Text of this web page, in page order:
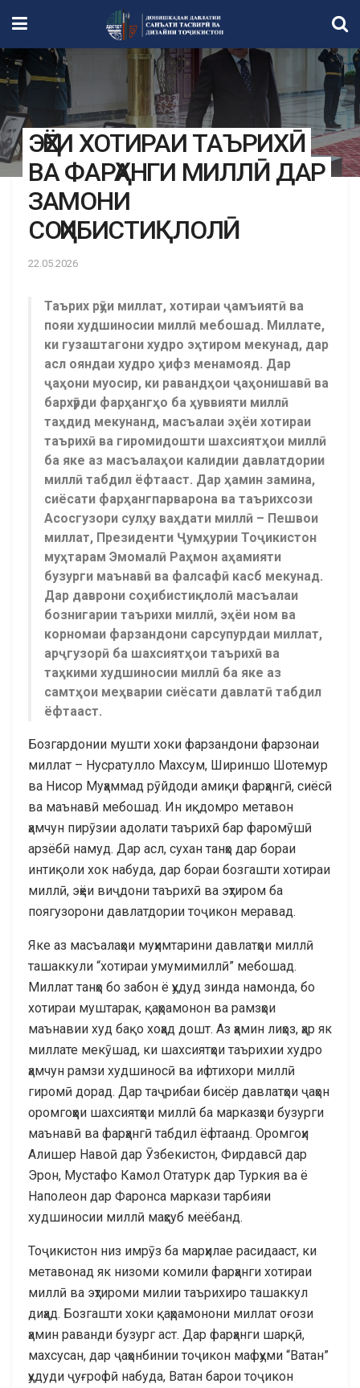
ЭҲЁИ ХОТИРАИ ТАЪРИХӢ
ВА ФАРҲАНГИ МИЛЛӢ ДАР
ЗАМОНИ
СОҲИБИСТИҚЛОЛӢ
22.05.2026
Таърих рӯҳи миллат, хотираи ҷамъиятӣ ва
пояи худшиносии миллӣ мебошад. Миллате,
ки гузаштагони худро эҳтиром мекунад, дар
асл ояндаи худро ҳифз менамояд. Дар
ҷаҳони муосир, ки равандҳои ҷаҳонишавӣ ва
бархӯрди фарҳангҳо ба ҳуввияти миллӣ
таҳдид мекунанд, масъалаи эҳёи хотираи
таърихӣ ва гиромидошти шахсиятҳои миллӣ
ба яке аз масъалаҳои калидии давлатдории
миллӣ табдил ёфтааст. Дар ҳамин замина,
сиёсати фарҳангпарварона ва таърихсози
Асосгузори сулҳу ваҳдати миллӣ – Пешвои
миллат, Президенти Ҷумҳурии Тоҷикистон
муҳтарам Эмомалӣ Раҳмон аҳамияти
бузурги маънавӣ ва фалсафӣ касб мекунад.
Дар даврони соҳибистиқлолӣ масъалаи
бознигарии таърихи миллӣ, эҳёи ном ва
корномаи фарзандони сарсупурдаи миллат,
арҷгузорӣ ба шахсиятҳои таърихӣ ва
таҳкими худшиносии миллӣ ба яке аз
самтҳои меҳварии сиёсати давлатӣ табдил
ёфтааст.
Бозгардонии мушти хоки фарзандони фарзонаи
миллат – Нусратулло Махсум, Шириншо Шотемур
ва Нисор Муҳаммад рӯйдоди амиқи фарҳангӣ, сиёсӣ
ва маънавӣ мебошад. Ин иқдомро метавон
ҳамчун пирӯзии адолати таърихӣ бар фаромӯшӣ
арзёбӣ намуд. Дар асл, сухан танҳо дар бораи
интиқоли хок набуда, дар бораи бозгашти хотираи
миллӣ, эҳёи виҷдони таърихӣ ва эҳтиром ба
поягузорони давлатдории тоҷикон меравад.
Яке аз масъалаҳои муҳимтарини давлатҳои миллӣ
ташаккули “хотираи умумимиллӣ” мебошад.
Миллат танҳо бо забон ё ҳудуд зинда намонда, бо
хотираи муштарак, қаҳрамонон ва рамзҳои
маънавии худ бақо хоҳад дошт. Аз ҳамин лиҳоз, ҳар як
миллате мекӯшад, ки шахсиятҳои таърихии худро
ҳамчун рамзи худшиносӣ ва ифтихори миллӣ
гиромӣ дорад. Дар таҷрибаи бисёр давлатҳои ҷаҳон
оромгоҳҳои шахсиятҳои миллӣ ба марказҳои бузурги
маънавӣ ва фарҳангӣ табдил ёфтаанд. Оромгоҳи
Алишер Навоӣ дар Ӯзбекистон, Фирдавсӣ дар
Эрон, Мустафо Камол Отатурк дар Туркия ва ё
Наполеон дар Фаронса маркази тарбияи
худшиносии миллӣ маҳсуб меёбанд.
Тоҷикистон низ имрӯз ба марҳилае расидааст, ки
метавонад як низоми комили фарҳанги хотираи
миллӣ ва эҳтироми милии таърихиро ташаккул
диҳад. Бозгашти хоки қаҳрамонони миллат оғози
ҳамин раванди бузург аст. Дар фарҳанги шарқӣ,
махсусан, дар ҷаҳонбинии тоҷикон мафҳуми “Ватан”
ҳудуди ҷуғрофӣ набуда, Ватан барои тоҷикон